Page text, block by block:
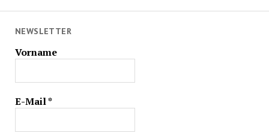
NEWSLETTER
Vorname
E-Mail*